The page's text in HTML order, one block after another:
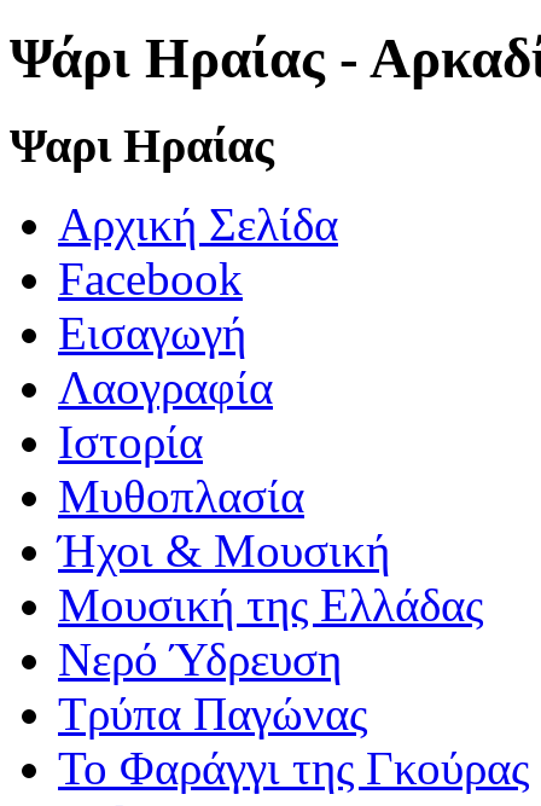
Ψάρι Ηραίας -
Ψαρι Ηραίας
Αρχική Σελίδα
Facebook
Εισαγωγή
Λαογραφία
Ιστορία
Μυθοπλασία
Ήχοι & Μουσική
Μουσική της Ελλάδας
Νερό Ύδρευση
Τρύπα Παγώνας
Το Φαράγγι της Γκούρας